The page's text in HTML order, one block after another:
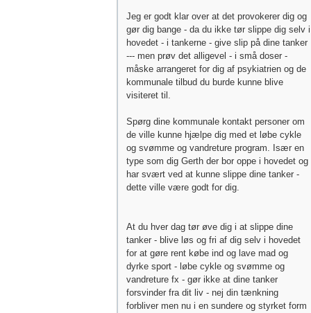
Jeg er godt klar over at det provokerer dig og
gør dig bange - da du ikke tør slippe dig selv i
hovedet - i tankerne - give slip på dine tanker
--- men prøv det alligevel - i små doser -
måske arrangeret for dig af psykiatrien og de
kommunale tilbud du burde kunne blive
visiteret til.
Spørg dine kommunale kontakt personer om
de ville kunne hjælpe dig med et løbe cykle
og svømme og vandreture program. Især en
type som dig Gerth der bor oppe i hovedet og
har svært ved at kunne slippe dine tanker -
dette ville være godt for dig.
At du hver dag tør øve dig i at slippe dine
tanker - blive løs og fri af dig selv i hovedet
for at gøre rent købe ind og lave mad og
dyrke sport - løbe cykle og svømme og
vandreture fx - gør ikke at dine tanker
forsvinder fra dit liv - nej din tænkning
forbliver men nu i en sundere og styrket form